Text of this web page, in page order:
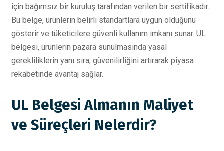
için bağımsız bir kuruluş tarafından verilen bir sertifikadır.
Bu belge, ürünlerin belirli standartlara uygun olduğunu
gösterir ve tüketicilere güvenli kullanım imkanı sunar. UL
belgesi, ürünlerin pazara sunulmasında yasal
gerekliliklerin yanı sıra, güvenilirliğini artırarak piyasa
rekabetinde avantaj sağlar.
UL Belgesi Almanın Maliyet
ve Süreçleri Nelerdir?